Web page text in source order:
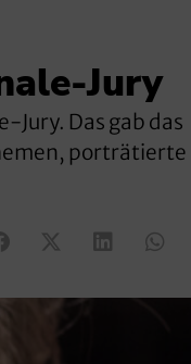
Jury
Jury. Das gab das